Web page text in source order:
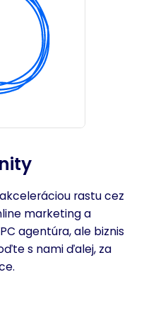
rastu cez
marketing a
agentúra, ale biznis
s nami ďalej, za